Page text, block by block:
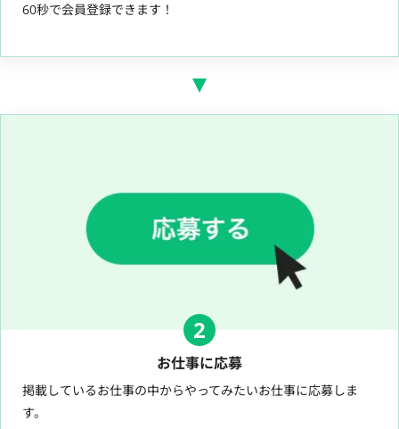
60秒で会員登録できます！
2
お仕事に応募
掲載しているお仕事の中からやってみたいお仕事に応募しま
す。